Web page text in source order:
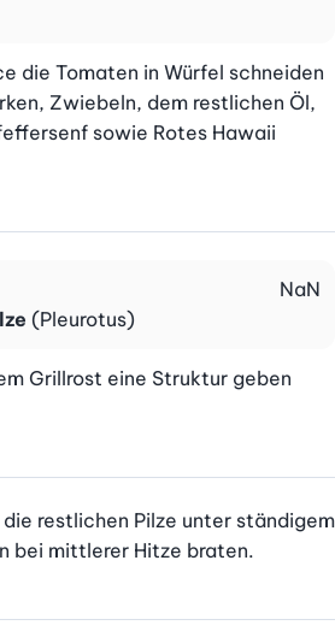
die Tomaten in Würfel schneiden
Zwiebeln, dem restlichen Öl,
sowie Rotes Hawaii
(Pleurotus)
NaN
Grillrost eine Struktur geben
restlichen Pilze unter ständigem
bei mittlerer Hitze braten.